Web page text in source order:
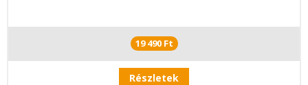
19 490 Ft
Részletek